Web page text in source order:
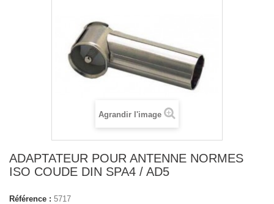
Agrandir l'image
ADAPTATEUR POUR ANTENNE NORMES
ISO COUDE DIN SPA4 / AD5
Référence : 5717